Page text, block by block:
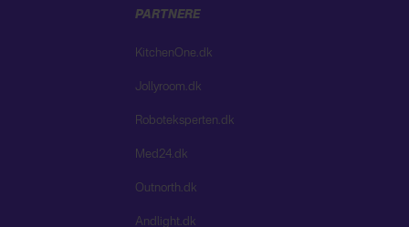
PARTNERE
KitchenOne.dk
Jollyroom.dk
Roboteksperten.dk
Med24.dk
Outnorth.dk
Andlight.dk